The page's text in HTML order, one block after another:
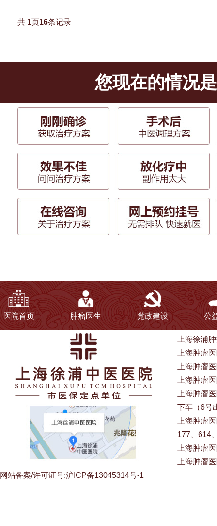
共 1页16条记录
您现在的情况
医院首页 肿瘤医生 党政建设 公
上海徐浦
上海肿瘤
上海肿瘤
上海肿瘤
上海肿瘤
下车（6号
上海肿瘤
177、614
上海肿瘤
上海肿瘤
网站备案/许可证号:沪ICP备13045314号-1